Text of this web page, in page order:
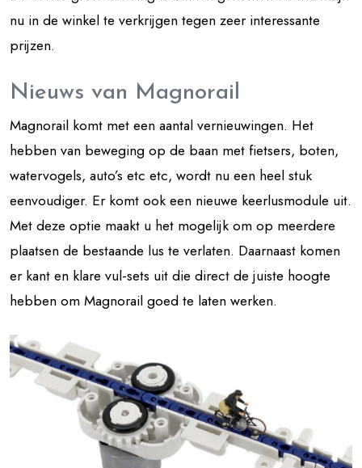
nu in de winkel te verkrijgen tegen zeer interessante
prijzen.
Nieuws van Magnorail
Magnorail komt met een aantal vernieuwingen. Het
hebben van beweging op de baan met fietsers, boten,
watervogels, auto’s etc etc, wordt nu een heel stuk
eenvoudiger. Er komt ook een nieuwe keerlusmodule uit.
Met deze optie maakt u het mogelijk om op meerdere
plaatsen de bestaande lus te verlaten. Daarnaast komen
er kant en klare vul-sets uit die direct de juiste hoogte
hebben om Magnorail goed te laten werken.